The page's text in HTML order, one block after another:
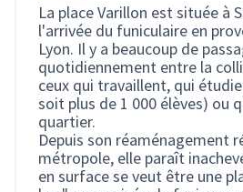
La place Varillon est située à
l'arrivée du funiculaire en
Lyon. Il y a beaucoup de
quotidiennement entre la
ceux qui travaillent, qui
soit plus de 1 000 élèves) ou
quartier.
Depuis son réaménagement
métropole, elle paraît
en surface se veut être une